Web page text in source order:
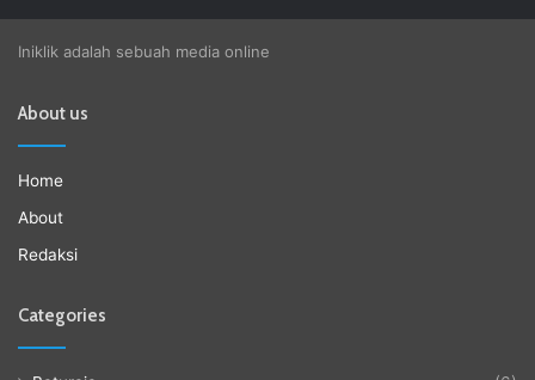
Iniklik adalah sebuah media online
About us
Home
About
Redaksi
Categories